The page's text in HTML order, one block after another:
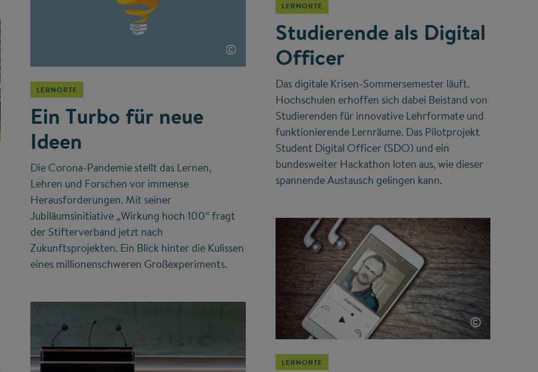
©
LERNORTE
Ein Turbo für neue
Ideen
Die Corona-Pandemie stellt das Lernen,
Lehren und Forschen vor immense
Herausforderungen. Mit seiner
Jubiläumsinitiative „Wirkung hoch 100“ fragt
der Stifterverband jetzt nach
Zukunftsprojekten. Ein Blick hinter die Kulissen
eines millionenschweren Großexperiments.
LERNORTE
Studierende als Digital
Officer
Das digitale Krisen-Sommersemester läuft.
Hochschulen erhoffen sich dabei Beistand von
Studierenden für innovative Lehrformate und
funktionierende Lernräume. Das Pilotprojekt
Student Digital Officer (SDO) und ein
bundesweiter Hackathon loten aus, wie dieser
spannende Austausch gelingen kann.
©
LERNORTE